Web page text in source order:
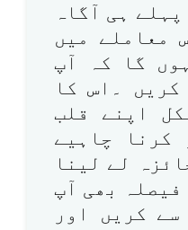
ہی آگاہ
معاملے میں
گا کہ آپ
۔اس کا
اپنے قلب
کرنا چاہیے
لے لینا
بھی آپ
کریں اور